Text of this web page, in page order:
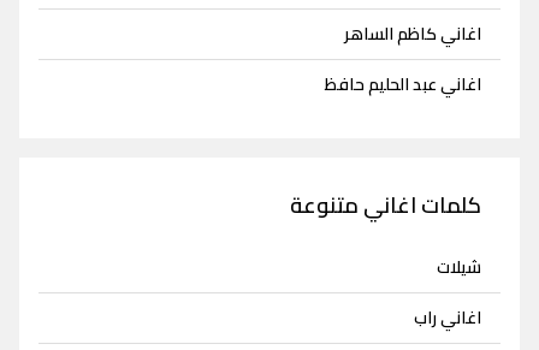
اغاني كاظم الساهر
اغاني عبد الحليم حافظ
كلمات اغاني متنوعة
شيلات
اغاني راب